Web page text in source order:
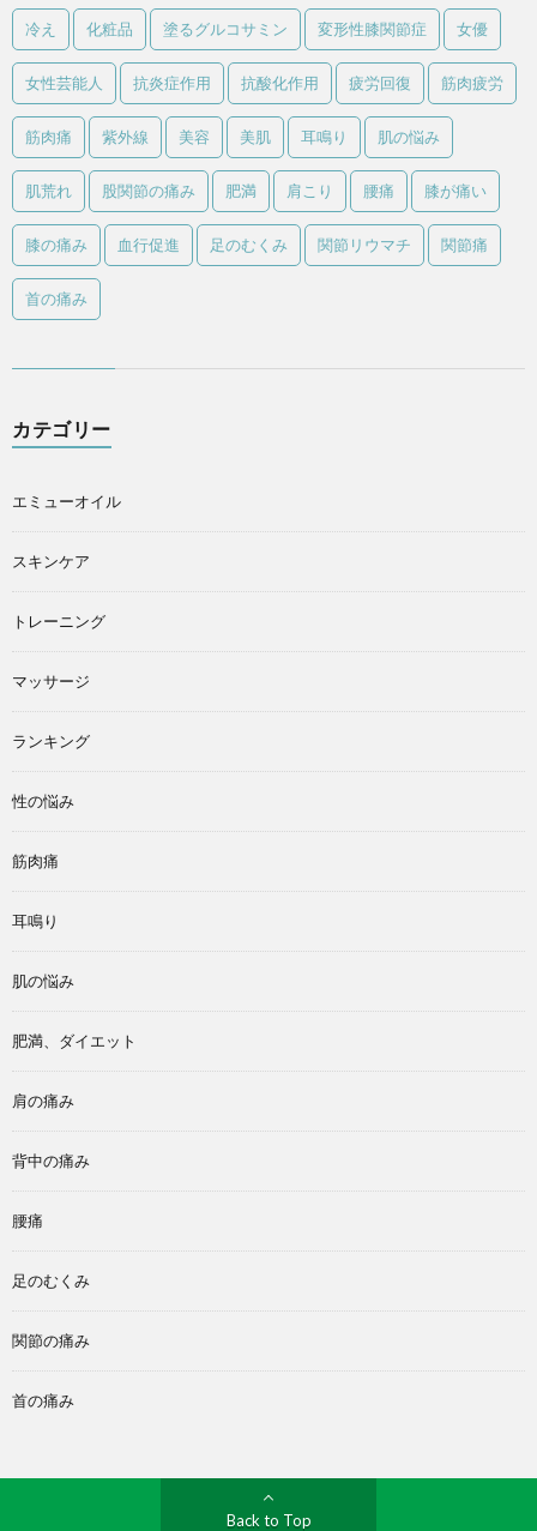
冷え 化粧品 塗るグルコサミン 変形性膝関節症 女優
女性芸能人 抗炎症作用 抗酸化作用 疲労回復 筋肉疲労
筋肉痛 紫外線 美容 美肌 耳鳴り 肌の悩み
肌荒れ 股関節の痛み 肥満 肩こり 腰痛 膝が痛い
膝の痛み 血行促進 足のむくみ 関節リウマチ 関節痛
首の痛み
カテゴリー
エミューオイル
スキンケア
トレーニング
マッサージ
ランキング
性の悩み
筋肉痛
耳鳴り
肌の悩み
肥満、ダイエット
肩の痛み
背中の痛み
腰痛
足のむくみ
関節の痛み
首の痛み
Back to Top